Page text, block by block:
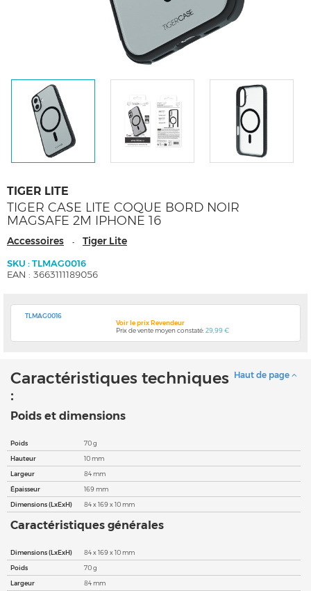
TIGER LITE
TIGER CASE LITE COQUE BORD NOIR
MAGSAFE 2M IPHONE 16
Accessoires - Tiger Lite
SKU : TLMAG0016
EAN : 3663111189056
TLMAG0016
Voir le prix Revendeur
Prix de vente moyen constaté:29,99 €
Haut de page
Caractéristiques techniques
:
Poids et dimensions
Poids
70 g
Hauteur
10 mm
Largeur
84 mm
Épaisseur
169 mm
Dimensions (LxExH)
84 x 169 x 10 mm
Caractéristiques générales
Dimensions (LxExH)
84 x 169 x 10 mm
Poids
70 g
Largeur
84 mm